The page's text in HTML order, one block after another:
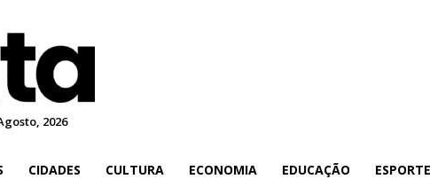
2026
CIDADES CULTURA ECONOMIA EDUCAÇÃO ESPORTE